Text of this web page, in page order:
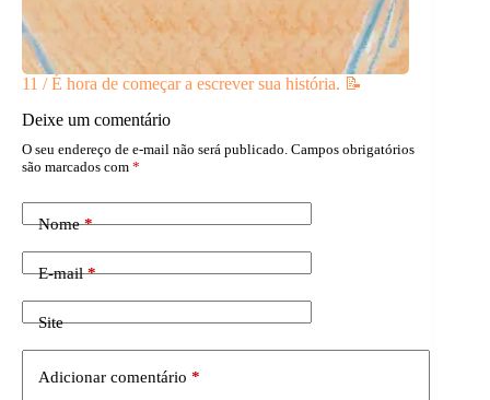
11 / É hora de começar a escrever sua história. 📝
Deixe um comentário
O seu endereço de e-mail não será publicado. Campos obrigatórios
são marcados com *
Nome*
E-mail*
Site
Adicionar comentário *